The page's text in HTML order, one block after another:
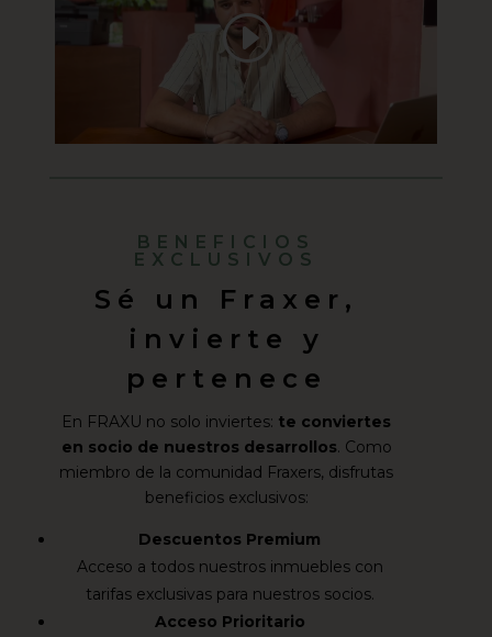
BENEFICIOS
EXCLUSIVOS
Sé un Fraxer,
invierte y
pertenece
En FRAXU no solo inviertes: te conviertes
en socio de nuestros desarrollos. Como
miembro de la comunidad Fraxers, disfrutas
beneficios exclusivos:
Descuentos Premium
Acceso a todos nuestros inmuebles con
tarifas exclusivas para nuestros socios.
Acceso Prioritario